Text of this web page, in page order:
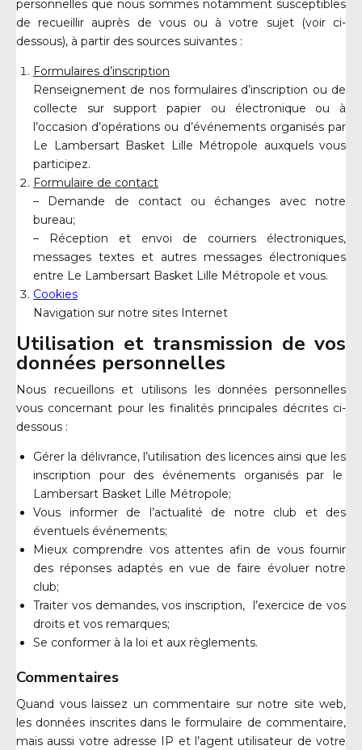
personnelles que nous sommes notamment susceptibles
de recueillir auprès de vous ou à votre sujet (voir ci-
dessous), à partir des sources suivantes :
Formulaires d’inscription
Renseignement de nos formulaires d’inscription ou de
collecte sur support papier ou électronique ou à
l’occasion d’opérations ou d’événements organisés par
Le Lambersart Basket Lille Métropole auxquels vous
participez.
Formulaire de contact
– Demande de contact ou échanges avec notre
bureau;
– Réception et envoi de courriers électroniques,
messages textes et autres messages électroniques
entre Le Lambersart Basket Lille Métropole et vous.
Cookies
Navigation sur notre sites Internet
Utilisation et transmission de vos
données personnelles
Nous recueillons et utilisons les données personnelles
vous concernant pour les finalités principales décrites ci-
dessous :
Gérer la délivrance, l’utilisation des licences ainsi que les
inscription pour des événements organisés par le
Lambersart Basket Lille Métropole;
Vous informer de l’actualité de notre club et des
éventuels événements;
Mieux comprendre vos attentes afin de vous fournir
des réponses adaptés en vue de faire évoluer notre
club;
Traiter vos demandes, vos inscription, l’exercice de vos
droits et vos remarques;
Se conformer à la loi et aux règlements.
Commentaires
Quand vous laissez un commentaire sur notre site web,
les données inscrites dans le formulaire de commentaire,
mais aussi votre adresse IP et l’agent utilisateur de votre